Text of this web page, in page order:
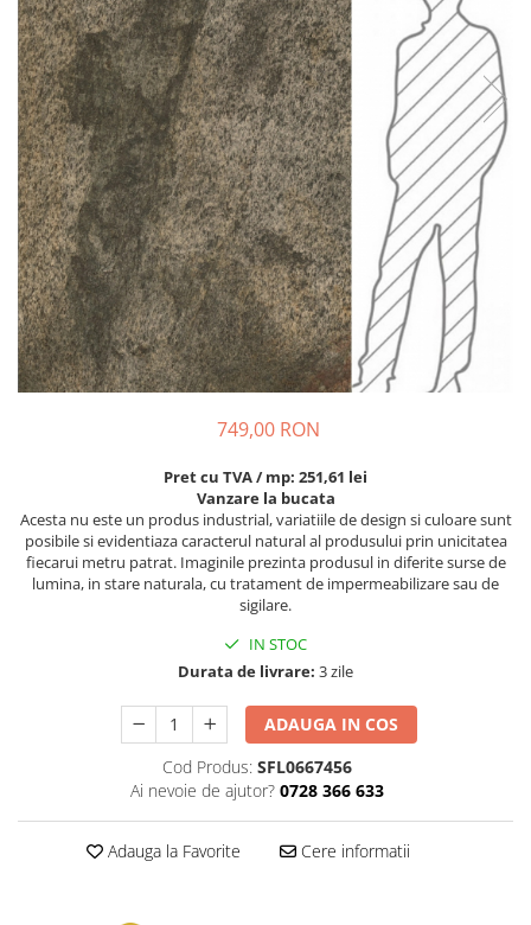
749,00 RON
Pret cu TVA / mp: 251,61 lei
Vanzare la bucata
Acesta nu este un produs industrial, variatiile de design si culoare sunt
posibile si evidentiaza caracterul natural al produsului prin unicitatea
fiecarui metru patrat. Imaginile prezinta produsul in diferite surse de
lumina, in stare naturala, cu tratament de impermeabilizare sau de
sigilare.
IN STOC
Durata de livrare: 3 zile
ADAUGA IN COS
Cod Produs: SFL0667456
Ai nevoie de ajutor? 0728 366 633
Adauga la Favorite Cere informatii